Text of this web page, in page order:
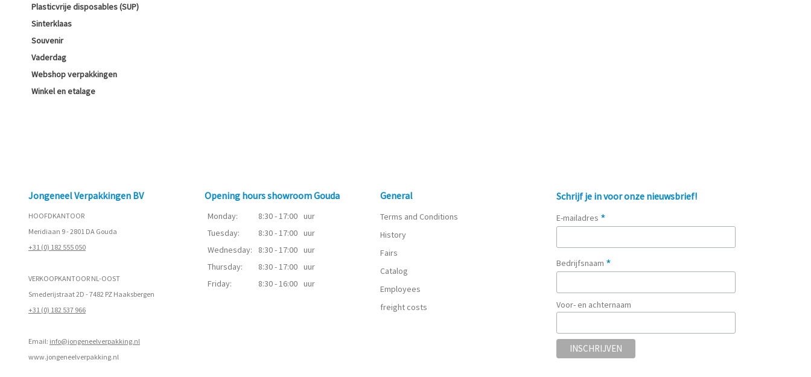
Plasticvrije disposables (SUP)
Sinterklaas
Souvenir
Vaderdag
Webshop verpakkingen
Winkel en etalage
Jongeneel Verpakkingen BV
HOOFDKANTOOR
Meridiaan 9 - 2801 DA Gouda
+31 (0) 182 555 050
VERKOOPKANTOOR NL-OOST
Smederijstraat 2D - 7482 PZ Haaksbergen
+31 (0) 182 537 966
Email: info@jongeneelverpakking.nl
www.jongeneelverpakking.nl
Opening hours showroom Gouda
Monday: 8:30 - 17:00 uur
Tuesday:
8:30 - 17:00 uur
Wednesday:
8:30 - 17:00 uur
Thursday:
8:30 - 17:00 uur
Friday:
8:30 - 16:00 uur
General
Terms and Conditions
History
Fairs
Catalog
Employees
freight costs
Schrijf je in voor onze nieuwsbrief!
E-mailadres *
Bedrijfsnaam *
Voor- en achternaam